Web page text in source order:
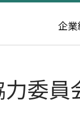
企業
委員